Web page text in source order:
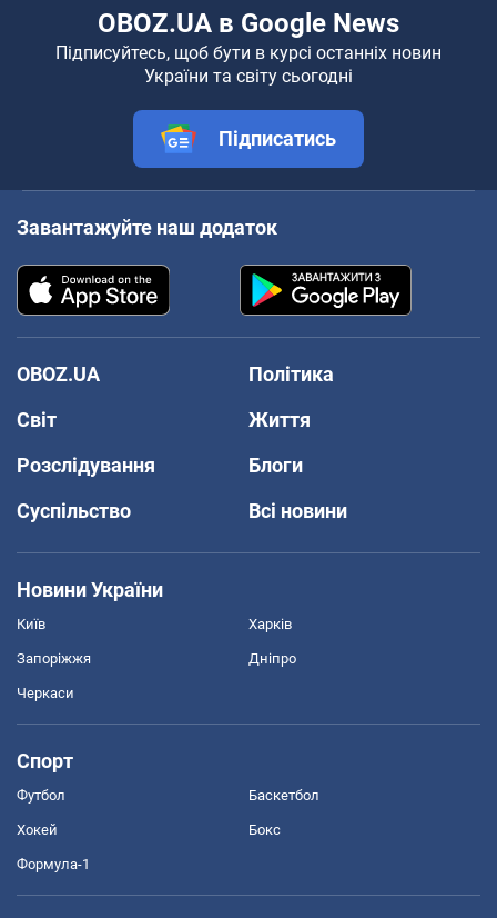
OBOZ.UA в Google News
Підписуйтесь, щоб бути в курсі останніх новин
України та світу сьогодні
Підписатись
Завантажуйте наш додаток
OBOZ.UA
Політика
Світ
Життя
Розслідування
Блоги
Суспільство
Всі новини
Новини України
Київ Харків
Запоріжжя Дніпро
Черкаси
Спорт
Футбол Баскетбол
Хокей Бокс
Формула-1